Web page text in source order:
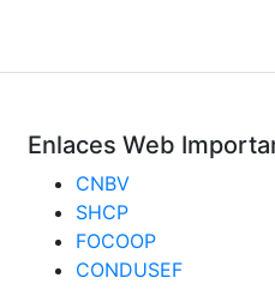
Enlaces Web
CNBV
SHCP
FOCOOP
CONDUSEF